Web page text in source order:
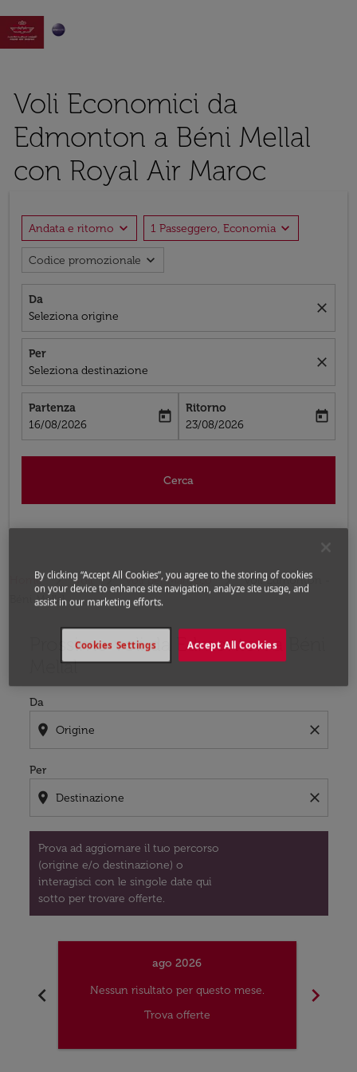

Voli Economici da
Edmonton a Béni Mellal
con Royal Air Maroc
Andata e ritorno expand_more 1 Passeggero, Economia expand_more
Codice promozionale expand_more
Da
Seleziona origine
close
Per
Seleziona destinazione
close
Partenza
fc-booking-departure-date-aria-label
16/08/2026
today
Ritorno
fc-booking-return-date-aria-label
23/08/2026
today
Cerca
Home Voli Voli per Marocco
Voli Edmonton -
Béni Mellal
Prossimo voli da Edmonton a Béni
Mellal
Da
location_on close
Per
location_on close
Prova ad aggiornare il tuo percorso
(origine e/o destinazione) o
interagisci con le singole date qui
sotto per trovare offerte.
Prova ad aggiornare il tuo percorso (origine e/o
chevron_left
ago 2026
Nessun risultato per questo mese.
Trova offerte
chevron_right
By clicking “Accept All Cookies”, you agree to the storing of cookies
on your device to enhance site navigation, analyze site usage, and
assist in our marketing efforts.
Accept All Cookies
Cookies Settings